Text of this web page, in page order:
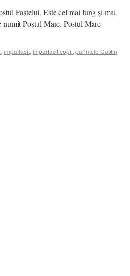
Paștelui. Este cel mai lung și mai
numit Postul Mare. Postul Mare
, impartasit, impartasit copii, parintele Costin